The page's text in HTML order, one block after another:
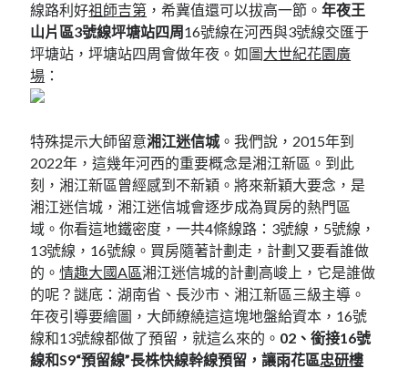
線路利好祖師吉第 ，希冀值還可以拔高一節。年夜王
山片區3號線坪塘站四周16號線在河西與3號線交匯于
坪塘站，坪塘站四周會做年夜。如圖大世紀花園廣
場 ：
特殊提示大師留意湘江迷信城。我們說，2015年到
2022年，這幾年河西的重要概念是湘江新區。到此
刻，湘江新區曾經感到不新穎。將來新穎大要念，是
湘江迷信城，湘江迷信城會逐步成為買房的熱門區
域。你看這地鐵密度，一共4條線路：3號線，5號線，
13號線，16號線。買房隨著計劃走，計劃又要看誰做
的。情趣大國A區湘江迷信城的計劃高峻上，它是誰做
的呢？謎底：湖南省、長沙市、湘江新區三級主導。
年夜引導要繪圖，大師繚繞這這塊地盤給資本，16號
線和13號線都做了預留，就這么來的。 02、銜接16號
線和S9“預留線”長株快線幹線預留，讓雨花區忠研樓